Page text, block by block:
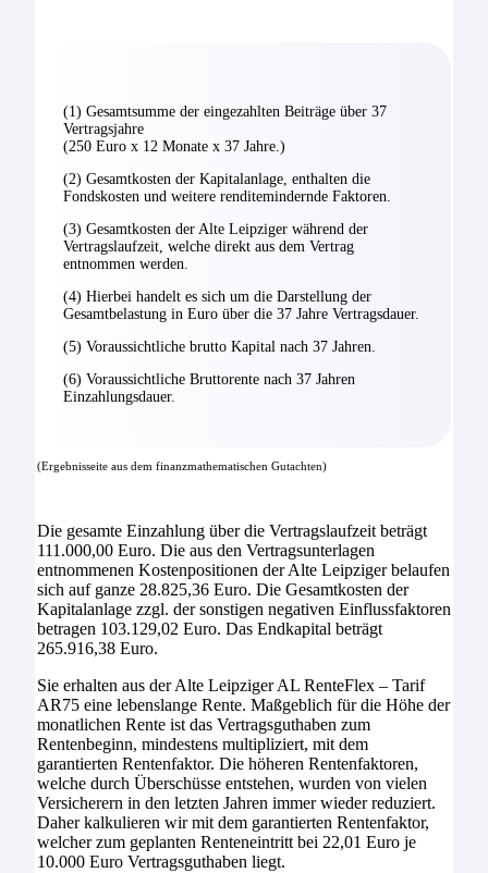
(1) Gesamtsumme der eingezahlten Beiträge über 37
Vertragsjahre
(250 Euro x 12 Monate x 37 Jahre.)
(2) Gesamtkosten der Kapitalanlage, enthalten die
Fondskosten und weitere renditemindernde Faktoren.
(3) Gesamtkosten der Alte Leipziger während der
Vertragslaufzeit, welche direkt aus dem Vertrag
entnommen werden.
(4) Hierbei handelt es sich um die Darstellung der
Gesamtbelastung in Euro über die 37 Jahre Vertragsdauer.
(5) Voraussichtliche brutto Kapital nach 37 Jahren.
(6) Voraussichtliche Bruttorente nach 37 Jahren
Einzahlungsdauer.
(Ergebnisseite aus dem finanzmathematischen Gutachten)
Die gesamte Einzahlung über die Vertragslaufzeit beträgt
111.000,00 Euro. Die aus den Vertragsunterlagen
entnommenen Kostenpositionen der Alte Leipziger belaufen
sich auf ganze 28.825,36 Euro. Die Gesamtkosten der
Kapitalanlage zzgl. der sonstigen negativen Einflussfaktoren
betragen 103.129,02 Euro. Das Endkapital beträgt
265.916,38 Euro.
Sie erhalten aus der Alte Leipziger AL RenteFlex – Tarif
AR75 eine lebenslange Rente. Maßgeblich für die Höhe der
monatlichen Rente ist das Vertragsguthaben zum
Rentenbeginn, mindestens multipliziert, mit dem
garantierten Rentenfaktor. Die höheren Rentenfaktoren,
welche durch Überschüsse entstehen, wurden von vielen
Versicherern in den letzten Jahren immer wieder reduziert.
Daher kalkulieren wir mit dem garantierten Rentenfaktor,
welcher zum geplanten Renteneintritt bei 22,01 Euro je
10.000 Euro Vertragsguthaben liegt.